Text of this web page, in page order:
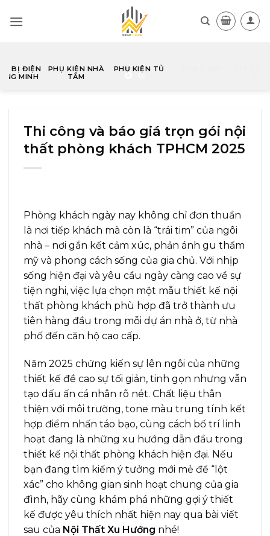
HÀNG MỚI
THI CÔNG & GIA
PÁT VÀ MÓC
Thi công và báo giá trọn gói nội
thất phòng khách TPHCM 2025
Phòng khách ngày nay không chỉ đơn thuần
là nơi tiếp khách mà còn là “trái tim” của ngôi
nhà – nơi gắn kết cảm xúc, phản ánh gu thẩm
mỹ và phong cách sống của gia chủ. Với nhịp
sống hiện đại và yêu cầu ngày càng cao về sự
tiện nghi, việc lựa chọn một mẫu thiết kế nội
thất phòng khách phù hợp đã trở thành ưu
tiên hàng đầu trong mỗi dự án nhà ở, từ nhà
phố đến căn hộ cao cấp.
Năm 2025 chứng kiến sự lên ngôi của những
thiết kế đề cao sự tối giản, tinh gọn nhưng vẫn
tạo dấu ấn cá nhân rõ nét. Chất liệu thân
thiện với môi trường, tone màu trung tính kết
hợp điểm nhấn táo bạo, cùng cách bố trí linh
hoạt đang là những xu hướng dẫn đầu trong
thiết kế nội thất phòng khách hiện đại. Nếu
bạn đang tìm kiếm ý tưởng mới mẻ để “lột
xác” cho không gian sinh hoạt chung của gia
đình, hãy cùng khám phá những gợi ý thiết
kế được yêu thích nhất hiện nay qua bài viết
sau của Nội Thất Xu Hướng nhé!